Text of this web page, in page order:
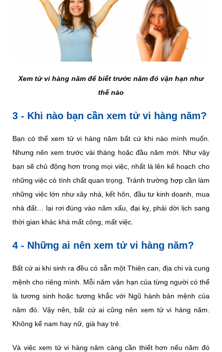
Xem tử vi hàng năm để biết trước năm đó vận hạn như
thế nào
3 - Khi nào bạn cần xem tử vi hàng năm?
Bạn có thể xem tử vi hàng năm bất cứ khi nào mình muốn.
Nhưng nên xem trước vài tháng hoặc đầu năm mới. Như vậy
bạn sẽ chủ động hơn trong mọi việc, nhất là lên kế hoạch cho
những việc có tính chất quan trọng. Tránh trường hợp cần làm
những việc lớn như xây nhà, kết hôn, đầu tư kinh doanh, mua
nhà đất… lại rơi đúng vào năm xấu, đại kỵ, phải dời lịch sang
thời gian khác khá mất công, mất việc.
4 - Những ai nên xem tử vi hàng năm?
Bất cứ ai khi sinh ra đều có sẵn một Thiên can, địa chi và cung
mệnh cho riêng mình. Mỗi năm vận hạn của từng người có thể
là tương sinh hoặc tương khắc với Ngũ hành bản mệnh của
năm đó. Vậy nên, bất cứ ai cũng nên xem tử vi hàng năm.
Không kể nam hay nữ, già hay trẻ.
Và việc xem tử vi hàng năm càng cần thiết hơn nếu năm đó